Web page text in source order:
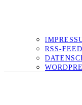
RSS-FEED